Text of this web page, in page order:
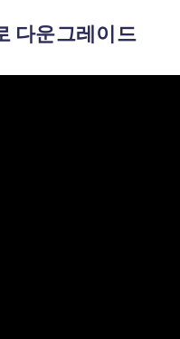
다운그레이드